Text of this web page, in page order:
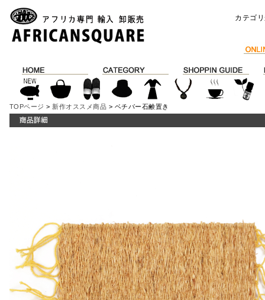
カテゴ
TOPページ > 新作オススメ商品 > ベチバー石鹸置き